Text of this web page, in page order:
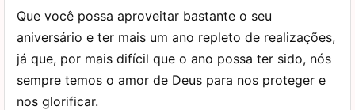
Que você possa aproveitar bastante o seu
aniversário e ter mais um ano repleto de realizações,
já que, por mais difícil que o ano possa ter sido, nós
sempre temos o amor de Deus para nos proteger e
nos glorificar.